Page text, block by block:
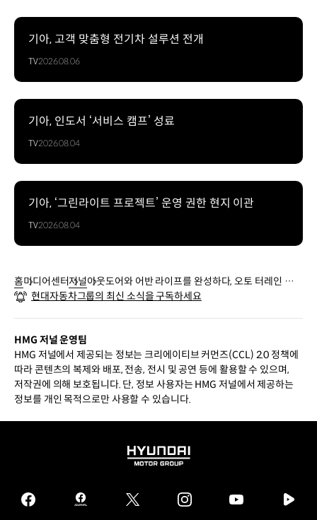
기아, 고객 맞춤형 전기차 설루션 전개
TV2026.08.06
기아, 인도서 ‘서비스 캠프’ 성료
TV2026.08.04
기아, ‘그린라이트 프로젝트’ 운영 권한 현지 이관
TV2026.08.04
홈미디어센터저널아웃도어와 어반 라이프를 완성하다, 오토 터레인 모드
와 E-Ride를 모두 갖춘 스포티지 하이브리드 4WD
현대자동차그룹의 최신 소식을 구독하세요
HMG 저널 운영팀
HMG 저널에서 제공되는 정보는 크리에이티브 커먼즈(CCL) 2.0 정책에
따라 콘텐츠의 복제와 배포, 전송, 전시 및 공연 등에 활용할 수 있으며,
저작권에 의해 보호됩니다. 단, 정보 사용자는 HMG 저널에서 제공하는
정보를 개인 목적으로만 사용할 수 있습니다.
HYUNDAI
GROUP
facebook
hmg
twitter instagram